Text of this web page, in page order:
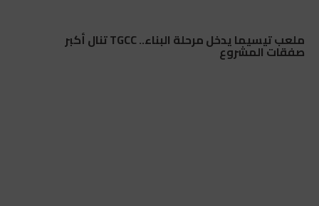
ملعب تيسيما يدخل مرحلة البناء.. TGCC تنال أكبر
صفقات المشروع